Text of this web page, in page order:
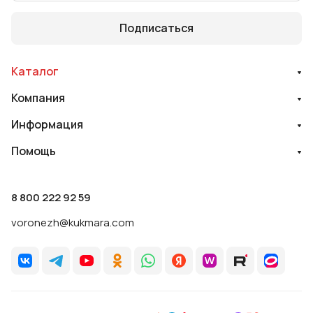
Подписаться
Каталог
Компания
Информация
Помощь
8 800 222 92 59
voronezh@kukmara.com